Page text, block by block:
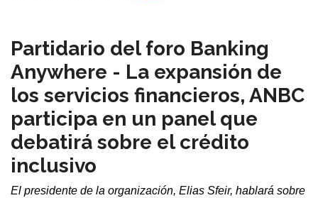
Partidario del foro Banking
Anywhere - La expansión de
los servicios financieros, ANBC
participa en un panel que
debatirá sobre el crédito
inclusivo
El presidente de la organización, Elias Sfeir, hablará sobre